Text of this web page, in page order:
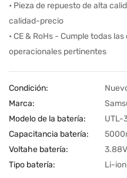
• Pieza de repuesto de alta
calidad-precio
• CE & RoHs - Cumple todas
operacionales pertinentes
Condición:
Marca:
Modelo de la batería:
UTL-
Capacitancia batería:
Voltahe batería:
3.88V
Tipo batería:
Li-ion